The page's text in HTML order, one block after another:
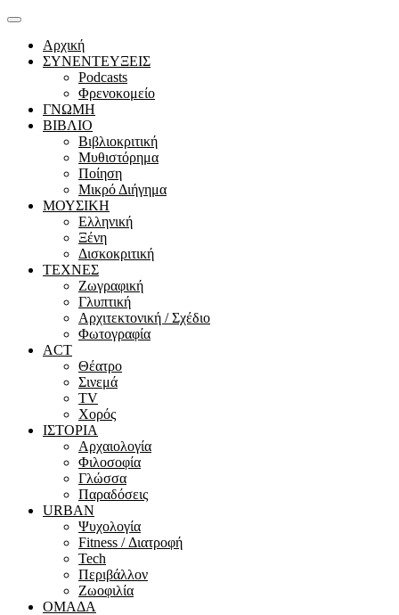
Αρχική
ΣΥΝΕΝΤΕΥΞΕΙΣ
Podcasts
Φρενοκομείο
ΓΝΩΜΗ
ΒΙΒΛΙΟ
Βιβλιοκριτική
Μυθιστόρημα
Ποίηση
Μικρό Διήγημα
ΜΟΥΣΙΚΗ
Ελληνική
Ξένη
Δισκοκριτική
ΤΕΧΝΕΣ
Ζωγραφική
Γλυπτική
Αρχιτεκτονική / Σχέδιο
Φωτογραφία
ACT
Θέατρο
Σινεμά
ΤV
Χορός
ΙΣΤΟΡΙΑ
Αρχαιολογία
Φιλοσοφία
Γλώσσα
Παραδόσεις
URBAN
Ψυχολογία
Fitness / Διατροφή
Tech
Περιβάλλον
Ζωοφιλία
ΟΜΑΔΑ